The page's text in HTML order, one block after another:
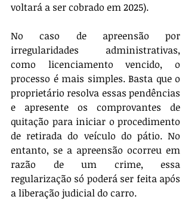
voltará a ser cobrado em 2025).
No caso de apreensão por
irregularidades administrativas,
como licenciamento vencido, o
processo é mais simples. Basta que o
proprietário resolva essas pendências
e apresente os comprovantes de
quitação para iniciar o procedimento
de retirada do veículo do pátio. No
entanto, se a apreensão ocorreu em
razão de um crime, essa
regularização só poderá ser feita após
a liberação judicial do carro.